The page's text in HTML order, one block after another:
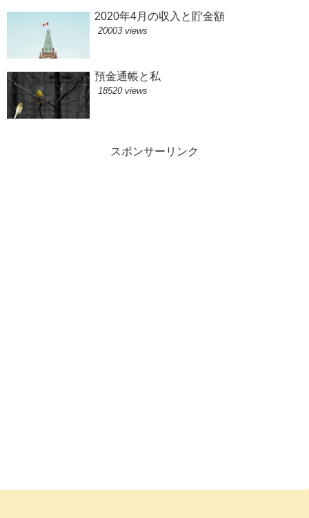
2020年4月の収入と貯金額
20003 views
預金通帳と私
18520 views
スポンサーリンク